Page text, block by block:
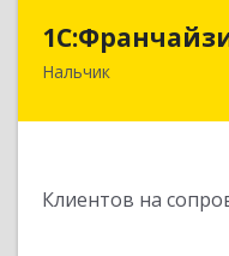
Нальчик
Клиентов на
360000,